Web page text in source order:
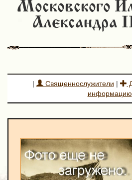
Московского
Александра
| Священнослужители |
информацию